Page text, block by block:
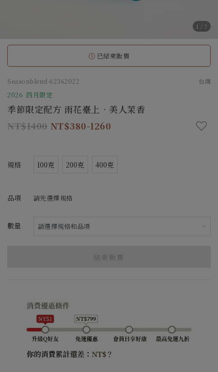
1 / 7
已結束販售
Seasonblend-62362022 台灣
2026 四月限定
季節限定配方 雨花臺上．美人茉香
1400
380-1260
規格 100克 200克 400克
品項 請先選擇規格
數量
結束販售